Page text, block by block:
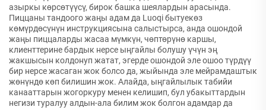
азыркы көрсөтүүсү, бирок башка шеялардын арасында.
Пиццаны тандоого жаңы адам да Luoqi бытуекөз
көмүрдөсүнүн инструкциясына салыстырса, анда ошондой
жаңы пиццаларды жасаа мүмкүн, чөптөрүнө каршы,
клиенттерине бардык нерсе ыңгайлы болушу үчүн эң
жакшысын колдонуп жатат, эгерде ошондой эле ошоо түрдүү
бир нерсе жасаган жок болсо да, жыйында эле мейрамдаштык
жөнүндө көп билишин жок. Алайда, ыңгайлылык табийи
канааттарын жогоркуру менен келишип, бул убакыттардын
негизи туралуу алдын-ала билим жок болгон адамдар да